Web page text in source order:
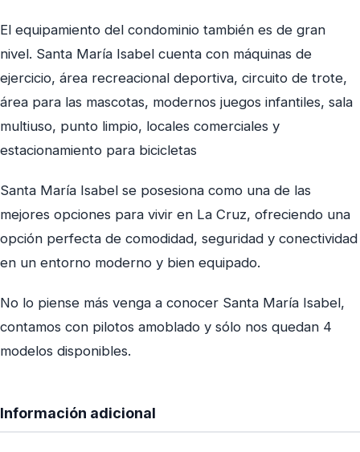
El equipamiento del condominio también es de gran
nivel. Santa María Isabel cuenta con máquinas de
ejercicio, área recreacional deportiva, circuito de trote,
área para las mascotas, modernos juegos infantiles, sala
multiuso, punto limpio, locales comerciales y
estacionamiento para bicicletas
Santa María Isabel se posesiona como una de las
mejores opciones para vivir en La Cruz, ofreciendo una
opción perfecta de comodidad, seguridad y conectividad
en un entorno moderno y bien equipado.
No lo piense más venga a conocer Santa María Isabel,
contamos con pilotos amoblado y sólo nos quedan 4
modelos disponibles.
Información adicional